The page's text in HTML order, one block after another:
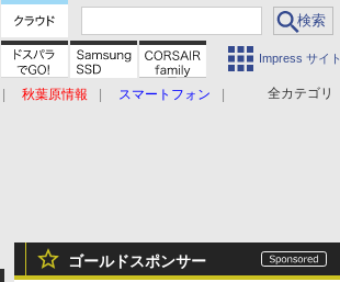
Impress サイト
全カテゴリ
秋葉原情報
スマートフォン
ゴールドスポンサー